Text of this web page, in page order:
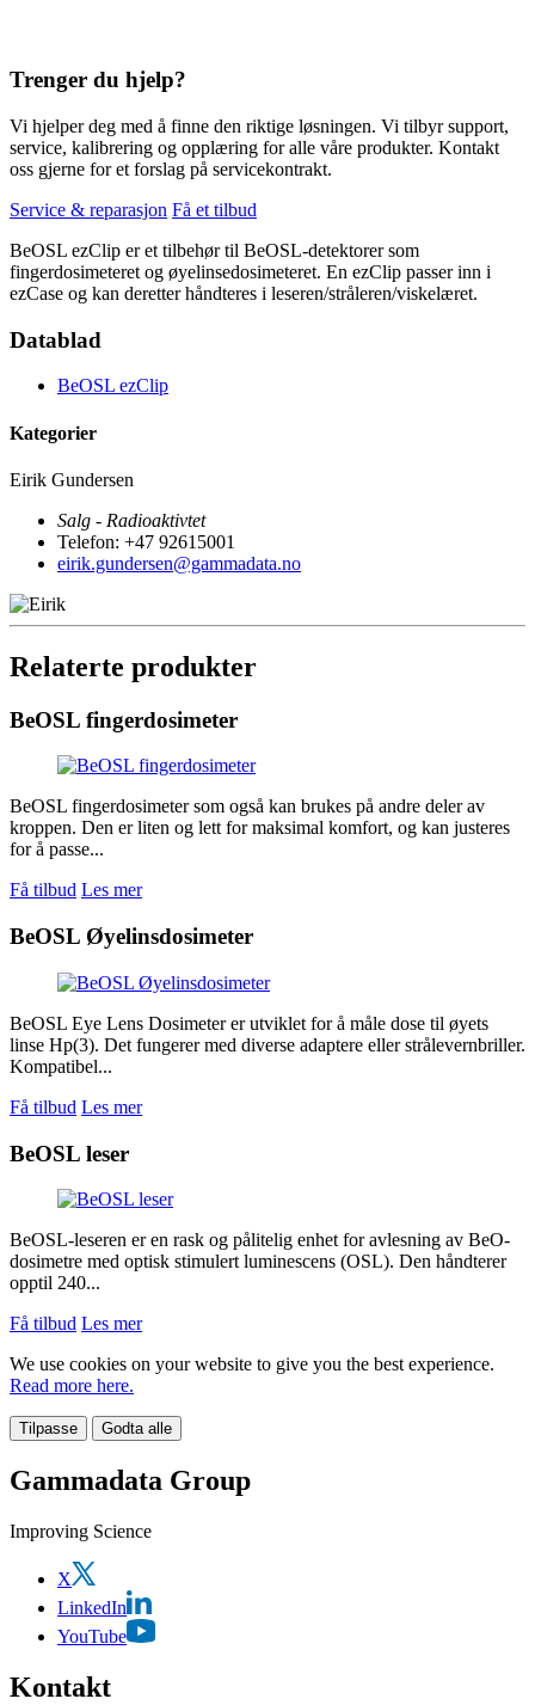
Trenger du hjelp?
Vi hjelper deg med å finne den riktige løsningen. Vi tilbyr support,
service, kalibrering og opplæring for alle våre produkter. Kontakt
oss gjerne for et forslag på servicekontrakt.
Service & reparasjon Få et tilbud
BeOSL ezClip er et tilbehør til BeOSL-detektorer som
fingerdosimeteret og øyelinsedosimeteret. En ezClip passer inn i
ezCase og kan deretter håndteres i leseren/stråleren/viskelæret.
Datablad
BeOSL ezClip
Kategorier
Eirik Gundersen
Salg - Radioaktivtet
Telefon: +47 92615001
eirik.gundersen@gammadata.no
Relaterte produkter
BeOSL fingerdosimeter
BeOSL fingerdosimeter som også kan brukes på andre deler av
kroppen. Den er liten og lett for maksimal komfort, og kan justeres
for å passe...
Få tilbud Les mer
BeOSL Øyelinsdosimeter
BeOSL Eye Lens Dosimeter er utviklet for å måle dose til øyets
linse Hp(3). Det fungerer med diverse adaptere eller strålevernbriller.
Kompatibel...
Få tilbud Les mer
BeOSL leser
BeOSL-leseren er en rask og pålitelig enhet for avlesning av BeO-
dosimetre med optisk stimulert luminescens (OSL). Den håndterer
opptil 240...
Få tilbud Les mer
We use cookies on your website to give you the best experience.
Read more here.
Tilpasse Godta alle
Gammadata Group
Improving Science
X
LinkedIn
YouTube
Kontakt